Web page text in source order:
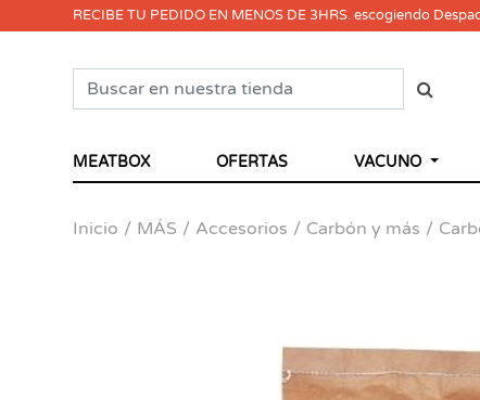
RECIBE TU PEDIDO EN MENOS DE 3HRS. escogiendo
MEATBOX OFERTAS VACUNO
Inicio MÁS Accesorios Carbón y más